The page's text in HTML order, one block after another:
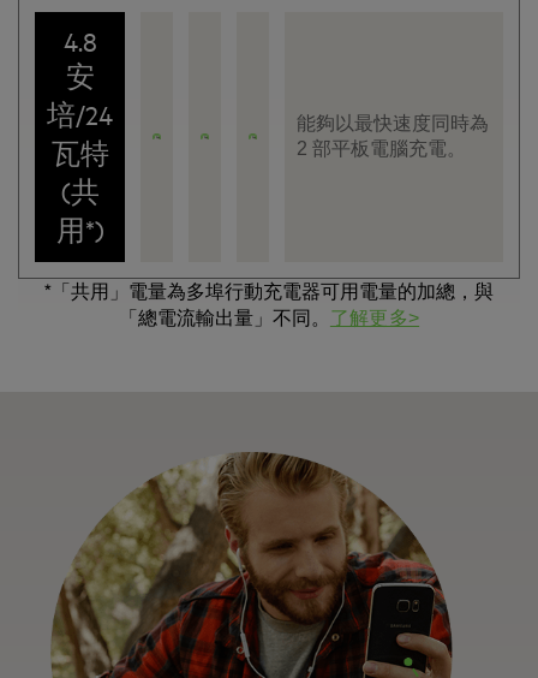
4.8
安
培/24
瓦特
(共
用*)
能夠以最快速度同時為
2 部平板電腦充電。
*「共用」電量為多埠行動充電器可用電量的加總，與
「總電流輸出量」不同。 了解更多>